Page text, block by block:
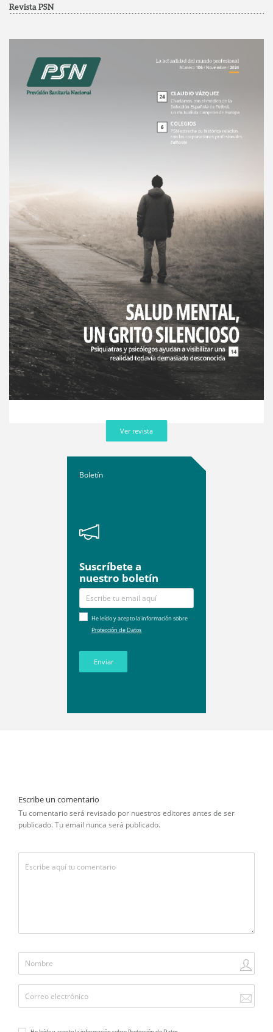
Revista PSN
Ver revista
Boletín
Suscríbete a
nuestro boletín
He leído y acepto la información sobre
Protección de Datos
Enviar
Escribe un comentario
Tu comentario será revisado por nuestros editores antes de ser
publicado. Tu email nunca será publicado.